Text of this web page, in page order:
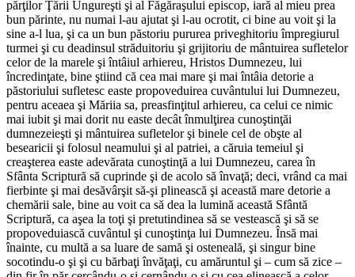
părţilor Ţării Ungureşti şi al Făgăraşului episcop, iară al mieu prea
bun părinte, nu numai l-au ajutat şi l-au ocrotit, ci bine au voit şi la
sine a-l lua, şi ca un bun păstoriu pururea priveghitoriu împregiurul
turmei şi cu deadinsul străduitoriu şi grijitoriu de mântuirea sufletelor
celor de la marele şi întâiul arhiereu, Hristos Dumnezeu, lui
încredinţate, bine ştiind că cea mai mare şi mai întâia detorie a
păstoriului sufletesc easte propoveduirea cuvântului lui Dumnezeu,
pentru aceaea şi Măriia sa, preasfinţitul arhiereu, ca celui ce nimic
mai iubit şi mai dorit nu easte decât înmulţirea cunoştinţăi
dumnezeieşti şi mântuirea sufletelor şi binele cel de obşte al
besearicii şi folosul neamului şi al patriei, a căruia temeiul şi
creaşterea easte adevărata cunoştinţă a lui Dumnezeu, carea în
Sfânta Scriptură să cuprinde şi de acolo să învaţă; deci, vrând ca mai
fierbinte şi mai desăvârşit să-şi plinească şi această mare detorie a
chemării sale, bine au voit ca să dea la lumină această Sfântă
Scriptură, ca aşea la toţi şi pretutindinea să se vestească şi să se
propoveduiască cuvântul şi cunoştinţa lui Dumnezeu. Însă mai
înainte, cu multă a sa luare de samă şi osteneală, şi singur bine
socotindu-o şi şi cu bărbaţi învăţaţi, cu amăruntul şi – cum să zice –